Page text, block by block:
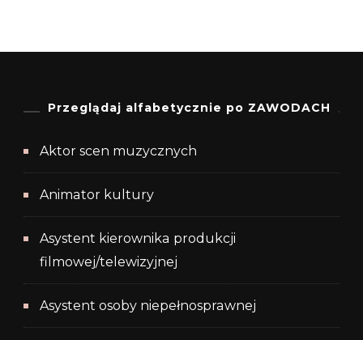
Przeglądaj alfabetycznie po ZAWODACH
Aktor scen muzycznych
Animator kultury
Asystent kierownika produkcji
filmowej/telewizyjnej
Asystent osoby niepełnosprawnej